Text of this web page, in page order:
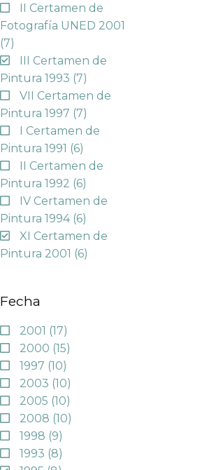
II Certamen de
Fotografía UNED 2001
(7)
III Certamen de
Pintura 1993 (7)
VII Certamen de
Pintura 1997 (7)
I Certamen de
Pintura 1991 (6)
II Certamen de
Pintura 1992 (6)
IV Certamen de
Pintura 1994 (6)
XI Certamen de
Pintura 2001 (6)
Fecha
2001 (17)
2000 (15)
1997 (10)
2003 (10)
2005 (10)
2008 (10)
1998 (9)
1993 (8)